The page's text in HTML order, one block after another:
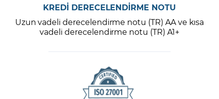
KREDİ DERECELENDİRME NOTU
Uzun vadeli derecelendirme notu (TR) AA ve kısa
vadeli derecelendirme notu (TR) A1+